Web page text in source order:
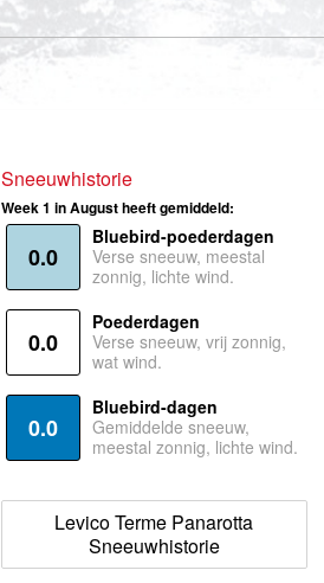
Sneeuwhistorie
Week 1 in August heeft gemiddeld:
0.0
Bluebird-poederdagen
Verse sneeuw, meestal
zonnig, lichte wind.
0.0
Poederdagen
Verse sneeuw, vrij zonnig,
wat wind.
0.0
Bluebird-dagen
Gemiddelde sneeuw,
meestal zonnig, lichte wind.
Levico Terme Panarotta
Sneeuwhistorie